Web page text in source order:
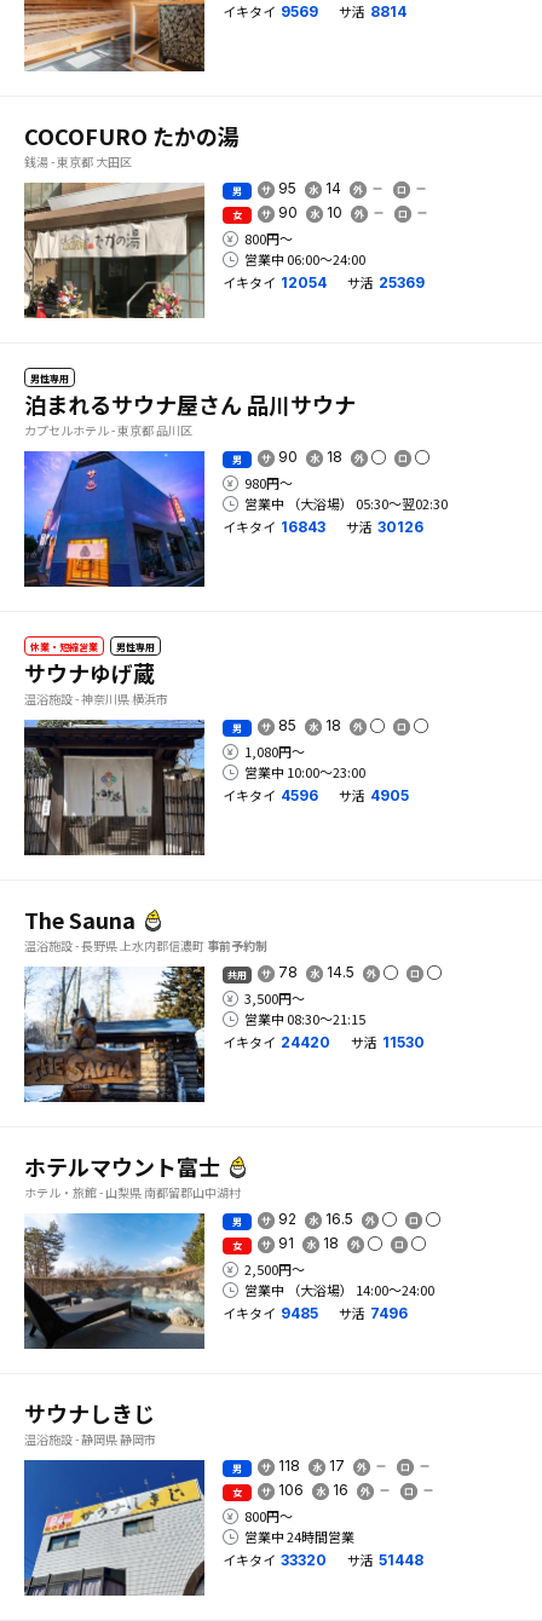
イキタイ 9569 サ活 8814
COCOFURO たかの湯
銭湯 - 東京都 大田区
男 95 14
女 90 10
800円〜
営業中 06:00〜24:00
イキタイ 12054 サ活 25369
男性専用
泊まれるサウナ屋さん 品川サウナ
カプセルホテル - 東京都 品川区
男 90 18
980円〜
営業中 （大浴場） 05:30〜翌02:30
イキタイ 16843 サ活 30126
休業・短縮営業 男性専用
サウナゆげ蔵
温浴施設 - 神奈川県 横浜市
男 85 18
1,080円〜
営業中 10:00〜23:00
イキタイ 4596 サ活 4905
The Sauna
温浴施設 - 長野県 上水内郡信濃町 事前予約制
共用 78 14.5
3,500円〜
営業中 08:30〜21:15
イキタイ 24420 サ活 11530
ホテルマウント富士
ホテル・旅館 - 山梨県 南都留郡山中湖村
男 92 16.5
女 91 18
2,500円〜
営業中 （大浴場） 14:00〜24:00
イキタイ 9485 サ活 7496
サウナしきじ
温浴施設 - 静岡県 静岡市
男 118 17
女 106 16
800円〜
営業中 24時間営業
イキタイ 33320 サ活 51448